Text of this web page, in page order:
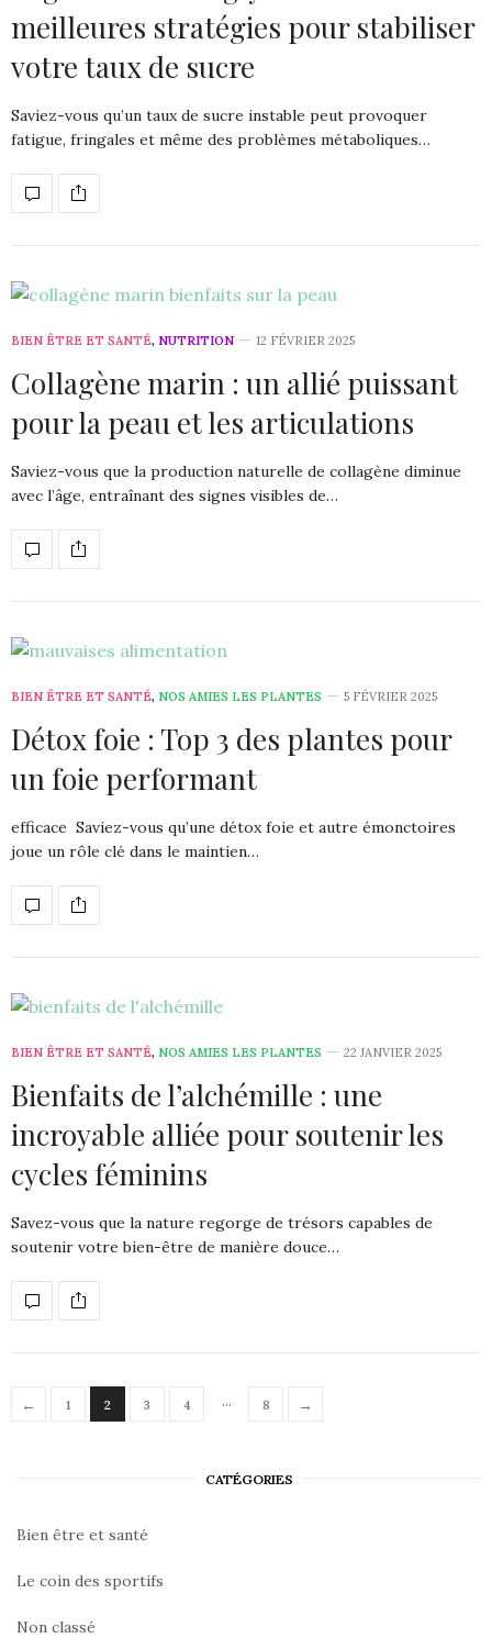
meilleures stratégies pour stabiliser
votre taux de sucre
Saviez-vous qu’un taux de sucre instable peut provoquer
fatigue, fringales et même des problèmes métaboliques…
BIEN ÊTRE ET SANTÉ, NUTRITION 12 FÉVRIER 2025
Collagène marin : un allié puissant
pour la peau et les articulations
Saviez-vous que la production naturelle de collagène diminue
avec l’âge, entraînant des signes visibles de…
BIEN ÊTRE ET SANTÉ, NOS AMIES LES PLANTES 5 FÉVRIER 2025
Détox foie : Top 3 des plantes pour
un foie performant
efficace Saviez-vous qu’une détox foie et autre émonctoires
joue un rôle clé dans le maintien…
BIEN ÊTRE ET SANTÉ, NOS AMIES LES PLANTES 22 JANVIER 2025
Bienfaits de l’alchémille : une
incroyable alliée pour soutenir les
cycles féminins
Savez-vous que la nature regorge de trésors capables de
soutenir votre bien-être de manière douce…
← 1 2 3 4 … 8 →
CATÉGORIES
Bien être et santé
Le coin des sportifs
Non classé